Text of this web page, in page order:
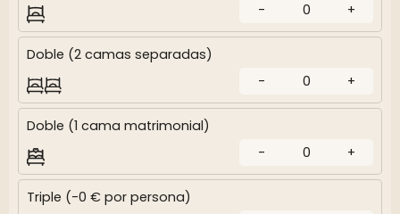
-
0 +
Doble (2 camas separadas)
-
0 +
Doble (1 cama matrimonial)
-
0 +
Triple (-0 € por persona)